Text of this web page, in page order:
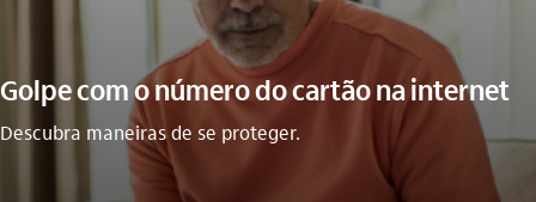
Golpe com o número do cartão na internet
Descubra maneiras de se proteger.